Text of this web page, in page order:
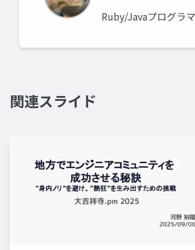
Ruby/Javaプログラ
関連スライド